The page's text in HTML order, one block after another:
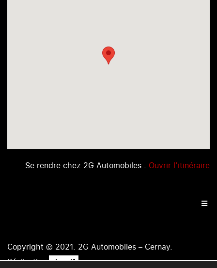
Se rendre chez 2G Automobiles : Ouvrir l’itinéraire
Copyright © 2021. 2G Automobiles – Cernay.
Réalisation .level1